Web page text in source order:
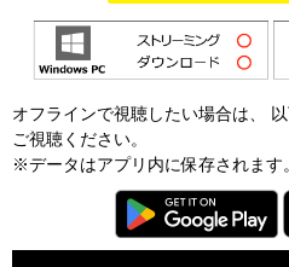
オフラインで視聴したい場合は、
ご視聴ください。
※データはアプリ内に保存されます。